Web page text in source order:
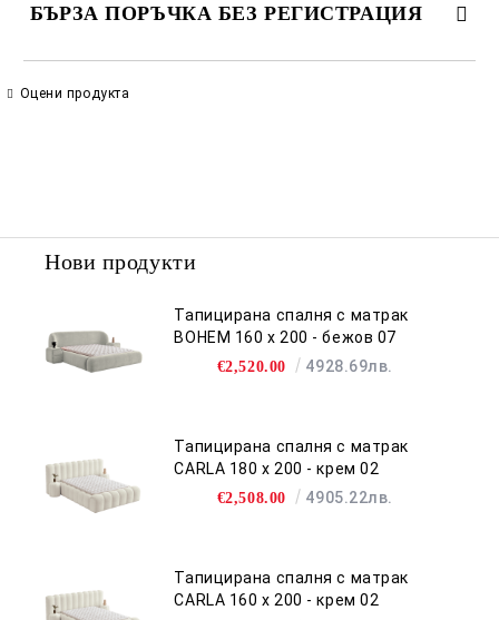
БЪРЗА ПОРЪЧКА БЕЗ РЕГИСТРАЦИЯ
Оцени продукта
Нови продукти
Тапицирана спалня с матрак
BOHEM 160 х 200 - бежов 07
€2,520.00 4928.69лв.
Тапицирана спалня с матрак
CARLA 180 х 200 - крем 02
€2,508.00 4905.22лв.
Тапицирана спалня с матрак
CARLA 160 х 200 - крем 02